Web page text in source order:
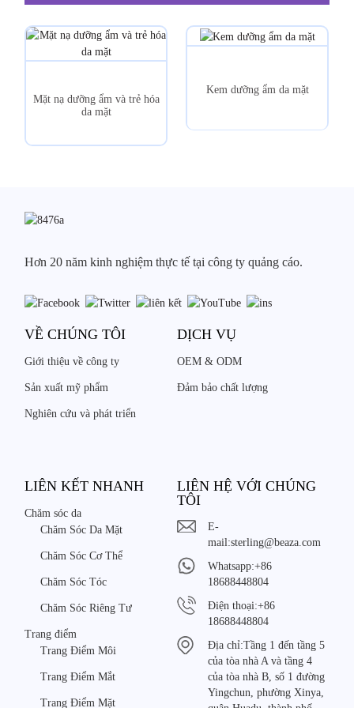
Mặt nạ dưỡng ẩm và trẻ hóa
da mặt
Kem dưỡng ẩm da mặt
Hơn 20 năm kinh nghiệm thực tế tại công ty quảng cáo.
VỀ CHÚNG TÔI
Giới thiệu về công ty
Sản xuất mỹ phẩm
Nghiên cứu và phát triển
DỊCH VỤ
OEM & ODM
Đảm bảo chất lượng
LIÊN KẾT NHANH
Chăm sóc da
Chăm Sóc Da Mặt
Chăm Sóc Cơ Thể
Chăm Sóc Tóc
Chăm Sóc Riêng Tư
Trang điểm
Trang Điểm Môi
Trang Điểm Mắt
Trang Điểm Mặt
LIÊN HỆ VỚI CHÚNG
TÔI
E-
mail:sterling@beaza.com
Whatsapp:+86
18688448804
Điện thoại:+86
18688448804
Địa chỉ:Tầng 1 đến tầng 5
của tòa nhà A và tầng 4
của tòa nhà B, số 1 đường
Yingchun, phường Xinya,